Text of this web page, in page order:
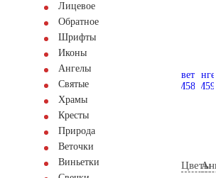
Лицевое
Обратное
Шрифты
Иконы
Ангелы
Святые
Храмы
Кресты
Природа
Веточки
Виньетки
Цветы